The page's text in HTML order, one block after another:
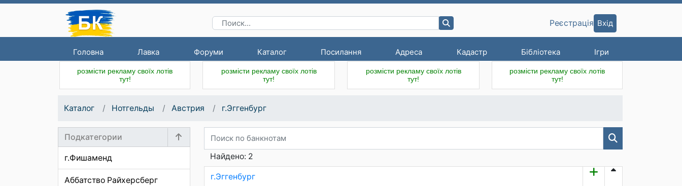
Головна Лавка Форуми Каталог Посилання Адреса Кадастр Бібліотека Ігри
Реєстрація Вхід
розмісти рекламу своїх лотів
тут!
розмісти рекламу своїх лотів
тут!
розмісти рекламу своїх лотів
тут!
розмісти рекламу своїх лотів
тут!
Каталог Нотгельды Австрия г.Эггенбург
Подкатегории
г.Фишаменд
Аббатство Райхерсберг
Найдено: 2
г.Эггенбург